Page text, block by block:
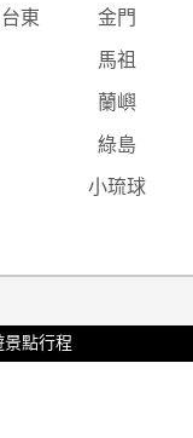
台東 金門
馬祖
蘭嶼
綠島
小琉球
點行程